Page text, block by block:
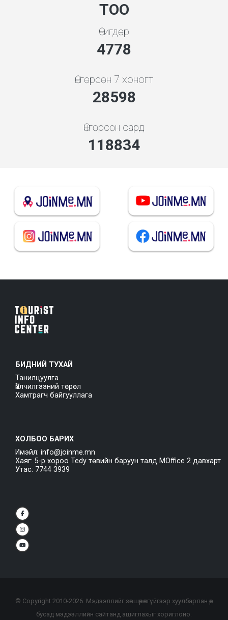
ТОО
Өчигдөр
5119
Өнгөрсөн 7 хоногт
31898
Өнгөрсөн сард
132545
БИДНИЙ ТУХАЙ
Танилцуулга
Үйлчилгээний төрөл
Хамтрагч байгууллага
ХОЛБОО БАРИХ
Имэйл: info@joinme.mn
Хаяг: 5-р хороо Tedy төвийн баруун талд MOffice 2 давхарт
Утас: 7744 3939
© Copyright 2010-2026. Мэдээллийг зөвшөөрөлгүйгээр хуулбарлан өөр
бусад мэдээллийн сайтанд ашиглахыг хориглоно.